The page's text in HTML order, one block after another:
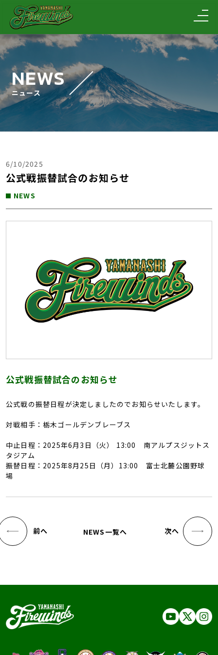
NEWS
ニュース
6/10/2025
公式戦振替試合のお知らせ
NEWS
公式戦振替試合のお知らせ
公式戦の振替日程が決定しましたのでお知らせいたします。
対戦相手：栃木ゴールデンブレーブス
中止日程：2025年6月3日（火） 13:00 南アルプスジットス
タジアム
振替日程：2025年8月25日（月）13:00 富士北麓公園野球
場
前へ NEWS一覧へ 次へ